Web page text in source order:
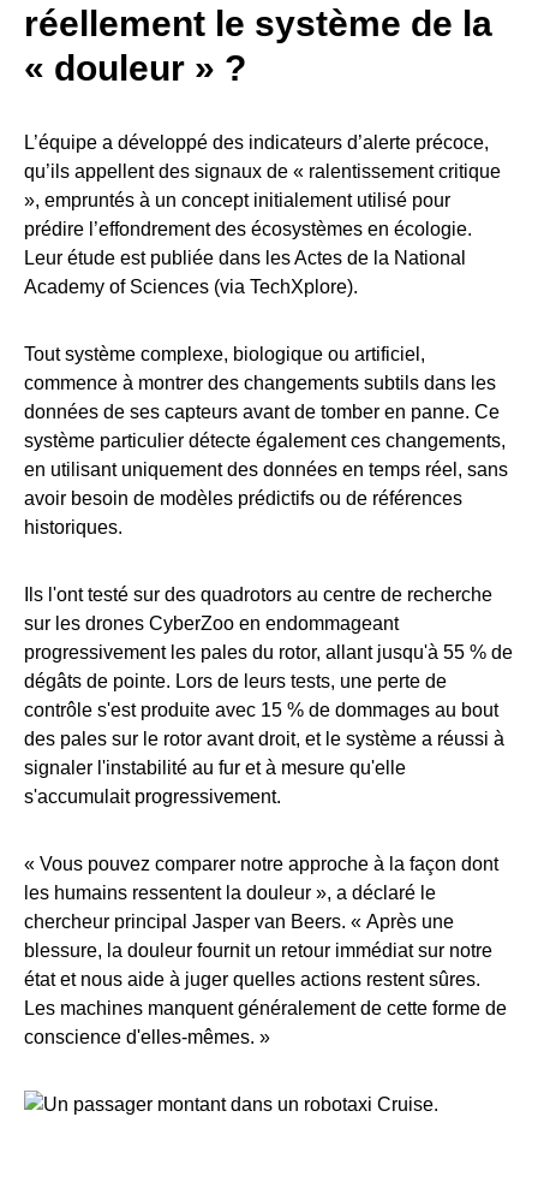
réellement le système de la
« douleur » ?
L’équipe a développé des indicateurs d’alerte précoce,
qu’ils appellent des signaux de « ralentissement critique
», empruntés à un concept initialement utilisé pour
prédire l’effondrement des écosystèmes en écologie.
Leur étude est publiée dans les Actes de la National
Academy of Sciences (via TechXplore).
Tout système complexe, biologique ou artificiel,
commence à montrer des changements subtils dans les
données de ses capteurs avant de tomber en panne. Ce
système particulier détecte également ces changements,
en utilisant uniquement des données en temps réel, sans
avoir besoin de modèles prédictifs ou de références
historiques.
Ils l'ont testé sur des quadrotors au centre de recherche
sur les drones CyberZoo en endommageant
progressivement les pales du rotor, allant jusqu'à 55 % de
dégâts de pointe. Lors de leurs tests, une perte de
contrôle s'est produite avec 15 % de dommages au bout
des pales sur le rotor avant droit, et le système a réussi à
signaler l'instabilité au fur et à mesure qu'elle
s'accumulait progressivement.
« Vous pouvez comparer notre approche à la façon dont
les humains ressentent la douleur », a déclaré le
chercheur principal Jasper van Beers. « Après une
blessure, la douleur fournit un retour immédiat sur notre
état et nous aide à juger quelles actions restent sûres.
Les machines manquent généralement de cette forme de
conscience d'elles-mêmes. »